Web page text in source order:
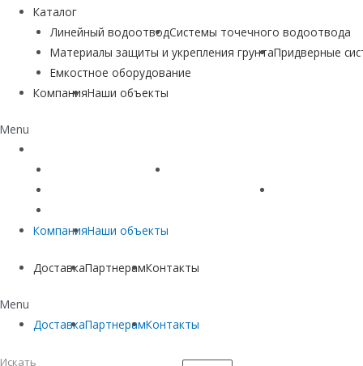
Каталог
Линейный водоотводСистемы точечного водоотвода
Материалы защиты и укрепления грунтаПридверные
Емкостное оборудование
КомпанияНаши объекты
Menu
Линейный водоотвод
Материалы защиты и укрепления грунта
КомпанияНаши объекты
ДоставкаПартнерамКонтакты
Menu
ДоставкаПартнерамКонтакты
Искать